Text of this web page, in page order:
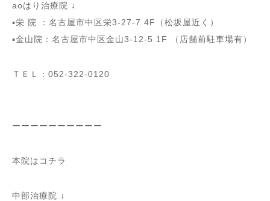
aoはり治療院 ↓
▪️栄 院 ：名古屋市中区栄3-27-7 4F（松坂屋近く）
▪️金山院：名古屋市中区金山3-12-5 1F （店舗前駐車場有）
ＴＥＬ：052-322-0120
ーーーーーーーーーー
本院はコチラ
中部治療院 ↓